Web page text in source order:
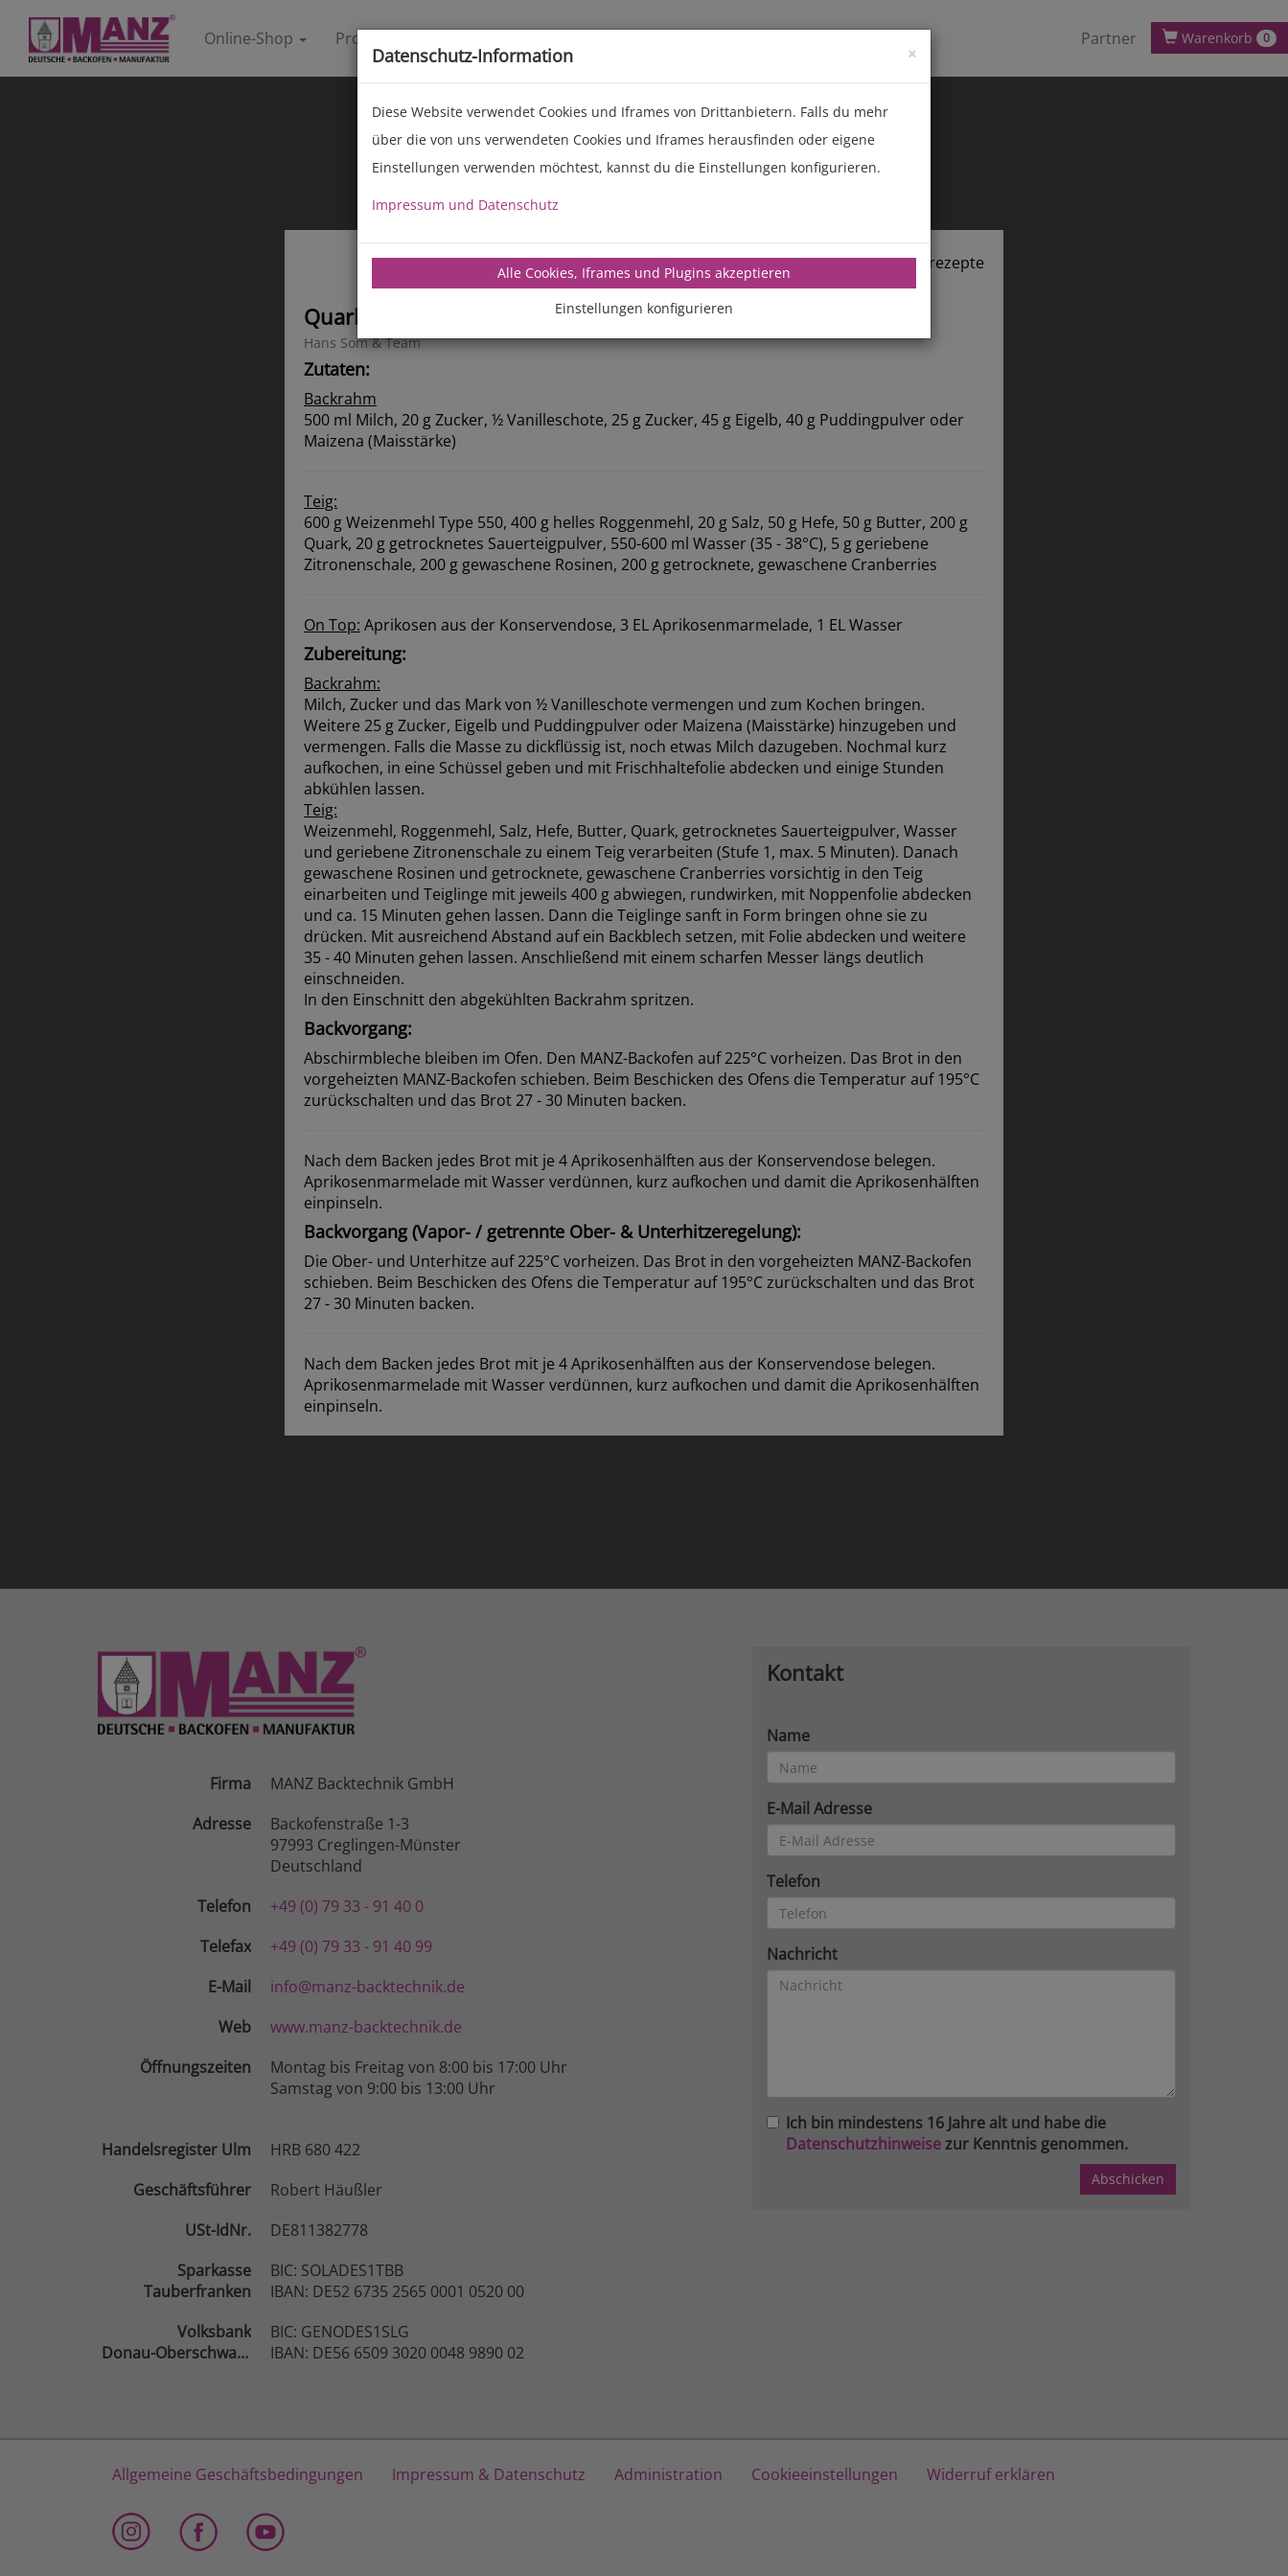
Online-Shop Produkte Partner Warenkorb 0
manz-backtechnik.de/rezepte
Quarkbrot
Hans Som & Team
Zutaten:
Backrahm
500 ml Milch, 20 g Zucker, ½ Vanilleschote, 25 g Zucker, 45 g Eigelb, 40 g Puddingpulver oder
Maizena (Maisstärke)
Teig:
600 g Weizenmehl Type 550, 400 g helles Roggenmehl, 20 g Salz, 50 g Hefe, 50 g Butter, 200 g
Quark, 20 g getrocknetes Sauerteigpulver, 550-600 ml Wasser (35 - 38°C), 5 g geriebene
Zitronenschale, 200 g gewaschene Rosinen, 200 g getrocknete, gewaschene Cranberries
On Top: Aprikosen aus der Konservendose, 3 EL Aprikosenmarmelade, 1 EL Wasser
Zubereitung:
Backrahm:
Milch, Zucker und das Mark von ½ Vanilleschote vermengen und zum Kochen bringen.
Weitere 25 g Zucker, Eigelb und Puddingpulver oder Maizena (Maisstärke) hinzugeben und
vermengen. Falls die Masse zu dickflüssig ist, noch etwas Milch dazugeben. Nochmal kurz
aufkochen, in eine Schüssel geben und mit Frischhaltefolie abdecken und einige Stunden
abkühlen lassen.
Teig:
Weizenmehl, Roggenmehl, Salz, Hefe, Butter, Quark, getrocknetes Sauerteigpulver, Wasser
und geriebene Zitronenschale zu einem Teig verarbeiten (Stufe 1, max. 5 Minuten). Danach
gewaschene Rosinen und getrocknete, gewaschene Cranberries vorsichtig in den Teig
einarbeiten und Teiglinge mit jeweils 400 g abwiegen, rundwirken, mit Noppenfolie abdecken
und ca. 15 Minuten gehen lassen. Dann die Teiglinge sanft in Form bringen ohne sie zu
drücken. Mit ausreichend Abstand auf ein Backblech setzen, mit Folie abdecken und weitere
35 - 40 Minuten gehen lassen. Anschließend mit einem scharfen Messer längs deutlich
einschneiden.
In den Einschnitt den abgekühlten Backrahm spritzen.
Backvorgang:
Abschirmbleche bleiben im Ofen. Den MANZ-Backofen auf 225°C vorheizen. Das Brot in den
vorgeheizten MANZ-Backofen schieben. Beim Beschicken des Ofens die Temperatur auf 195°C
zurückschalten und das Brot 27 - 30 Minuten backen.
Nach dem Backen jedes Brot mit je 4 Aprikosenhälften aus der Konservendose belegen.
Aprikosenmarmelade mit Wasser verdünnen, kurz aufkochen und damit die Aprikosenhälften
einpinseln.
Backvorgang (Vapor- / getrennte Ober- & Unterhitzeregelung):
Die Ober- und Unterhitze auf 225°C vorheizen. Das Brot in den vorgeheizten MANZ-Backofen
schieben. Beim Beschicken des Ofens die Temperatur auf 195°C zurückschalten und das Brot
27 - 30 Minuten backen.
Nach dem Backen jedes Brot mit je 4 Aprikosenhälften aus der Konservendose belegen.
Aprikosenmarmelade mit Wasser verdünnen, kurz aufkochen und damit die Aprikosenhälften
einpinseln.
Firma
MANZ Backtechnik GmbH
Adresse
Backofenstraße 1-3
97993 Creglingen-Münster
Deutschland
Telefon
+49 (0) 79 33 - 91 40 0
Telefax
+49 (0) 79 33 - 91 40 99
E-Mail
info@manz-backtechnik.de
Web
www.manz-backtechnik.de
Öffnungszeiten
Montag bis Freitag von 8:00 bis 17:00 Uhr
Samstag von 9:00 bis 13:00 Uhr
Handelsregister Ulm
HRB 680 422
Geschäftsführer
Robert Häußler
USt-IdNr.
DE811382778
Sparkasse
Tauberfranken
BIC: SOLADES1TBB
IBAN: DE52 6735 2565 0001 0520 00
Volksbank
Donau-Oberschwaben
BIC: GENODES1SLG
IBAN: DE56 6509 3020 0048 9890 02
Kontakt
Name
E-Mail Adresse
Telefon
Nachricht
Ich bin mindestens 16 Jahre alt und habe die
Datenschutzhinweisezur Kenntnis genommen.
Allgemeine Geschäftsbedingungen Impressum & Datenschutz Administration Cookieeinstellungen Widerruf erklären
×
Datenschutz-Information
Diese Website verwendet Cookies und Iframes von Drittanbietern. Falls du mehr
über die von uns verwendeten Cookies und Iframes herausfinden oder eigene
Einstellungen verwenden möchtest, kannst du die Einstellungen konfigurieren.
Impressum und Datenschutz
Alle Cookies, Iframes und Plugins akzeptieren
Einstellungen konfigurieren